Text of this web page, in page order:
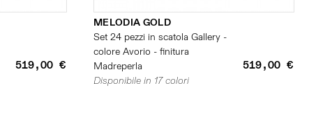
519,00 €
MELODIA GOLD
Set 24 pezzi in scatola Gallery -
colore Avorio - finitura
Madreperla
519,00 €
Disponibile in 17 colori